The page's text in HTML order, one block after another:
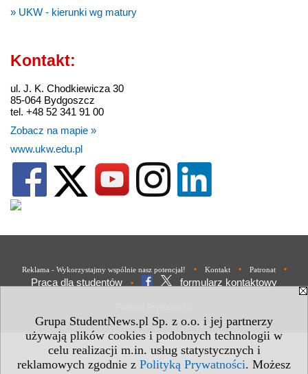
Grupa StudentNews.pl Sp. z o.o. i jej partnerzy
używają plików cookies i podobnych technologii w
celu realizacji m.in. usług statystycznych i
reklamowych zgodnie z Polityką Prywatności. Możesz
» UKW - kierunki wg matury
Kontakt:
ul. J. K. Chodkiewicza 30
85-064 Bydgoszcz
tel. +48 52 341 91 00
Zobacz na mapie »
www.ukw.edu.pl
Reklama - Wykorzystajmy wspólnie nasz potencjał! • Kontakt • Patronat •
Praca dla studentów • formularz kontaktowy